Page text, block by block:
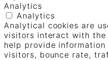
Analytics
Analytics
Analytical cookies are
visitors interact with the
help provide
visitors, bounce rate,